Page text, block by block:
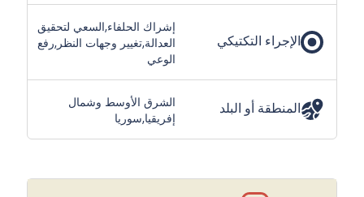
الإجراء التكتيكي
إشراك الحلفاء,السعي لتحقيق
العدالة,تغيير وجهات النظر,رفع
الوعي
المنطقة أو البلد
الشرق الأوسط وشمال
إفريقيا,سوريا